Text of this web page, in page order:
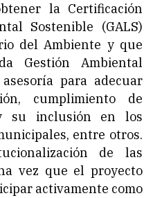
la Certificación
Sostenible (GALS)
del Ambiente y que
Gestión Ambiental
para adecuar
cumplimiento de
su inclusión en los
entre otros.
de las
vez que el proyecto
activamente como